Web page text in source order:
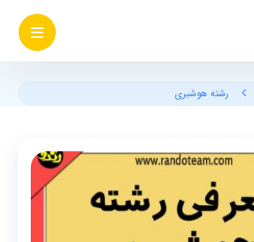
رشته هوشبری